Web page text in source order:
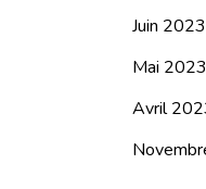
Juin 2023
Mai 2023
Avril